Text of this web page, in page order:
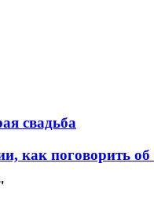
свадьба
как поговорить об